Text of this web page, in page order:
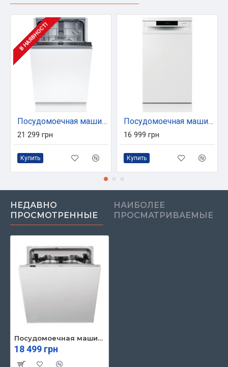
В НАЯВНОСТІ
Посудомоечная машина Bosch SPV2IKX01K
21 299 грн
Купить
Посудомоечная машина Gorenje GS520E15W
16 999 грн
Купить
НЕДАВНО
ПРОСМОТРЕННЫЕ
НАИБОЛЕЕ
ПРОСМАТРИВАЕМЫЕ
Посудомоечная машина Whirlpool WIC3C33PFE
18 499 грн